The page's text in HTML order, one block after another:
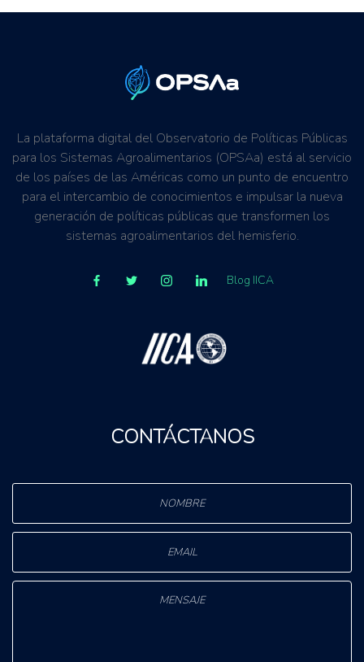
La plataforma digital del Observatorio de Políticas Públicas
para los Sistemas Agroalimentarios (OPSAa) está al servicio
de los países de las Américas como un punto de encuentro
para el intercambio de conocimientos e impulsar la nueva
generación de políticas públicas que transformen los
sistemas agroalimentarios del hemisferio.
Blog IICA
CONTÁCTANOS